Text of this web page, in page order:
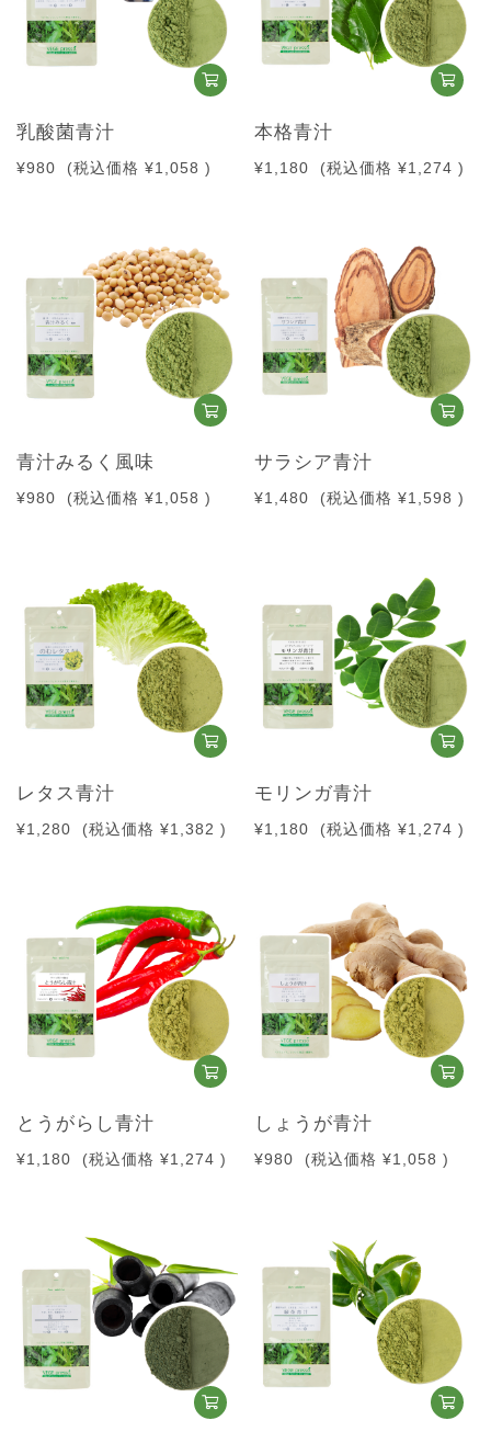
乳酸菌青汁
¥980 (税込価格 ¥1,058 )
本格青汁
¥1,180 (税込価格 ¥1,274 )
青汁みるく風味
¥980 (税込価格 ¥1,058 )
サラシア青汁
¥1,480 (税込価格 ¥1,598 )
レタス青汁
¥1,280 (税込価格 ¥1,382 )
モリンガ青汁
¥1,180 (税込価格 ¥1,274 )
とうがらし青汁
¥1,180 (税込価格 ¥1,274 )
しょうが青汁
¥980 (税込価格 ¥1,058 )